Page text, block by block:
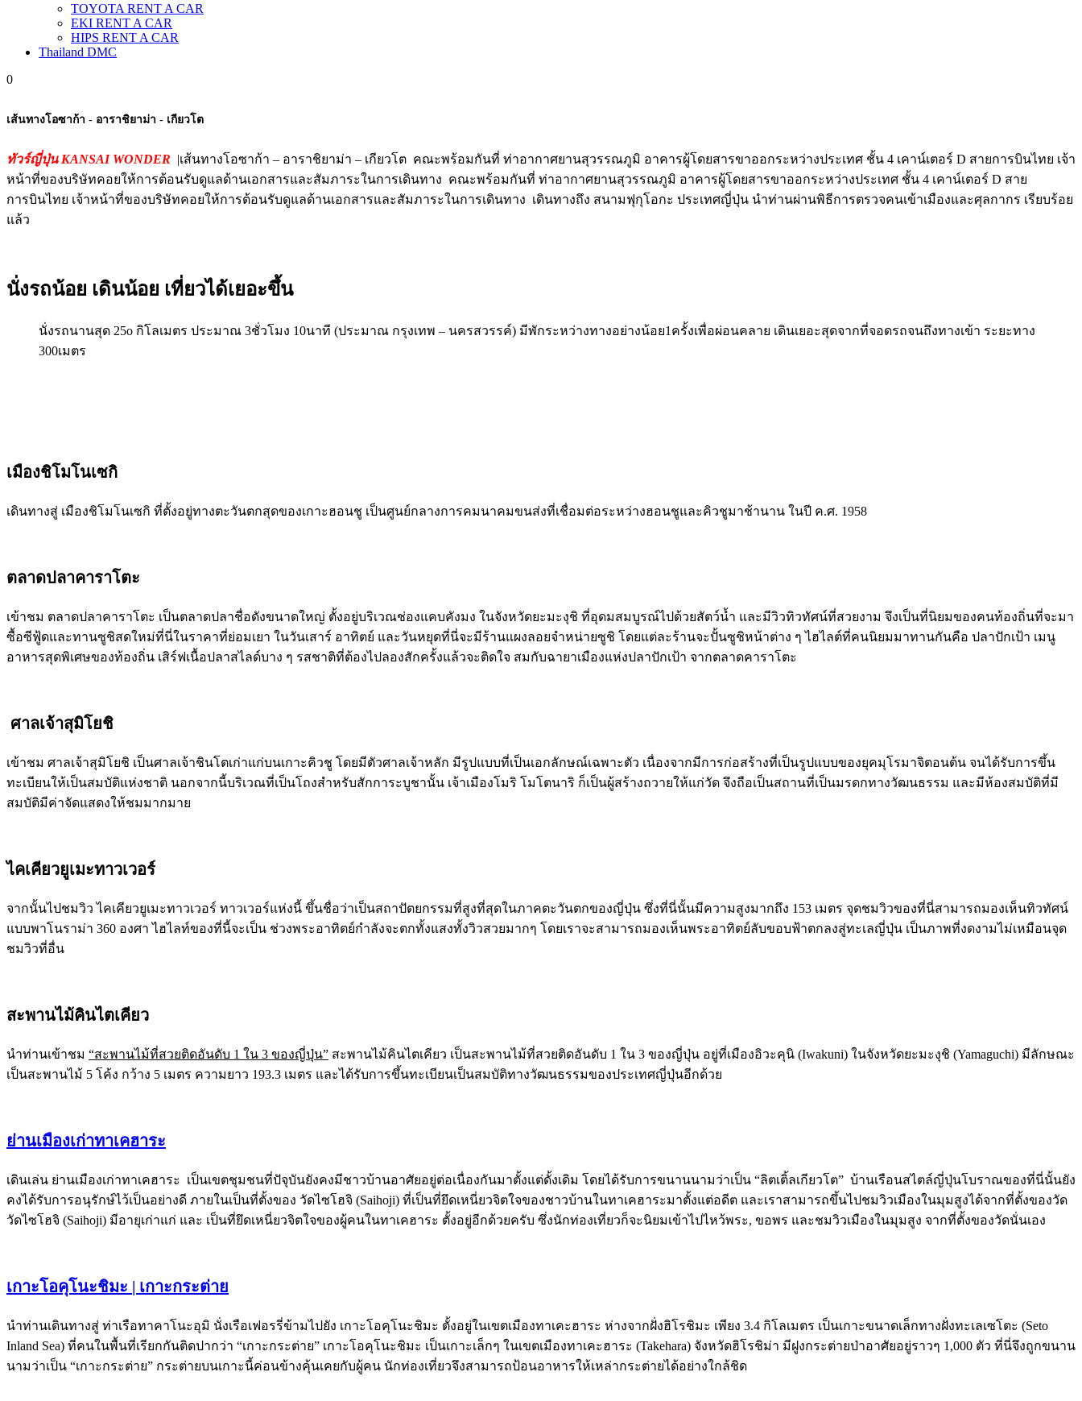
TOYOTA RENT A CAR
EKI RENT A CAR
HIPS RENT A CAR
Thailand DMC
0
เส้นทางโอซาก้า - อาราชิยาม่า - เกียวโต
ทัวร์ญี่ปุ่น KANSAI WONDER |เส้นทางโอซาก้า – อาราชิยาม่า – เกียวโต คณะพร้อมกันที่ ท่าอากาศยานสุวรรณภูมิ อาคารผู้โดยสารขาออกระหว่างประเทศ ชั้น 4 เคาน์เตอร์ D สายการบินไทย เจ้า
หน้าที่ของบริษัทคอยให้การต้อนรับดูแลด้านเอกสารและสัมภาระในการเดินทาง คณะพร้อมกันที่ ท่าอากาศยานสุวรรณภูมิ อาคารผู้โดยสารขาออกระหว่างประเทศ ชั้น 4 เคาน์เตอร์ D สาย
การบินไทย เจ้าหน้าที่ของบริษัทคอยให้การต้อนรับดูแลด้านเอกสารและสัมภาระในการเดินทาง เดินทางถึง สนามฟุกุโอกะ ประเทศญี่ปุ่น นำท่านผ่านพิธีการตรวจคนเข้าเมืองและศุลกากร เรียบร้อย
แล้ว
นั่งรถน้อย เดินน้อย เที่ยวได้เยอะขึ้น
นั่งรถนานสุด 25o กิโลเมตร ประมาณ 3ชั่วโมง 10นาที (ประมาณ กรุงเทพ – นครสวรรค์) มีพักระหว่างทางอย่างน้อย1ครั้งเพื่อผ่อนคลาย เดินเยอะสุดจากที่จอดรถจนถึงทางเข้า ระยะทาง
300เมตร
เมืองชิโมโนเซกิ
เดินทางสู่ เมืองชิโมโนเซกิ ที่ตั้งอยู่ทางตะวันตกสุดของเกาะฮอนชู เป็นศูนย์กลางการคมนาคมขนส่งที่เชื่อมต่อระหว่างฮอนชูและคิวชูมาช้านาน ในปี ค.ศ. 1958
ตลาดปลาคาราโตะ
เข้าชม ตลาดปลาคาราโตะ เป็นตลาดปลาชื่อดังขนาดใหญ่ ตั้งอยู่บริเวณช่องแคบคังมง ในจังหวัดยะมะงุชิ ที่อุดมสมบูรณ์ไปด้วยสัตว์น้ำ และมีวิวทิวทัศน์ที่สวยงาม จึงเป็นที่นิยมของคนท้องถิ่นที่จะมา
ซื้อซีฟู้ดและทานซูชิสดใหม่ที่นี่ในราคาที่ย่อมเยา ในวันเสาร์ อาทิตย์ และวันหยุดที่นี่จะมีร้านแผงลอยจำหน่ายซูชิ โดยแต่ละร้านจะปั้นซูชิหน้าต่าง ๆ ไฮไลต์ที่คนนิยมมาทานกันคือ ปลาปักเป้า เมนู
อาหารสุดพิเศษของท้องถิ่น เสิร์ฟเนื้อปลาสไลด์บาง ๆ รสชาติที่ต้องไปลองสักครั้งแล้วจะติดใจ สมกับฉายาเมืองแห่งปลาปักเป้า จากตลาดคาราโตะ
ศาลเจ้าสุมิโยชิ
เข้าชม ศาลเจ้าสุมิโยชิ เป็นศาลเจ้าชินโตเก่าแก่บนเกาะคิวชู โดยมีตัวศาลเจ้าหลัก มีรูปแบบที่เป็นเอกลักษณ์เฉพาะตัว เนื่องจากมีการก่อสร้างที่เป็นรูปแบบของยุคมุโรมาจิตอนต้น จนได้รับการขึ้น
ทะเบียนให้เป็นสมบัติแห่งชาติ นอกจากนี้บริเวณที่เป็นโถงสำหรับสักการะบูชานั้น เจ้าเมืองโมริ โมโตนาริ ก็เป็นผู้สร้างถวายให้แก่วัด จึงถือเป็นสถานที่เป็นมรดกทางวัฒนธรรม และมีห้องสมบัติที่มี
สมบัติมีค่าจัดแสดงให้ชมมากมาย
ไคเคียวยูเมะทาวเวอร์
จากนั้นไปชมวิว ไคเคียวยูเมะทาวเวอร์ ทาวเวอร์แห่งนี้ ขึ้นชื่อว่าเป็นสถาปัตยกรรมที่สูงที่สุดในภาคตะวันตกของญี่ปุ่น ซึ่งที่นี่นั้นมีความสูงมากถึง 153 เมตร จุดชมวิวของที่นี่สามารถมองเห็นทิวทัศน์
แบบพาโนราม่า 360 องศา ไฮไลท์ของที่นี้จะเป็น ช่วงพระอาทิตย์กำลังจะตกทั้งแสงทั้งวิวสวยมากๆ โดยเราจะสามารถมองเห็นพระอาทิตย์ลับขอบฟ้าตกลงสู่ทะเลญี่ปุ่น เป็นภาพที่งดงามไม่เหมือนจุด
ชมวิวที่อื่น
สะพานไม้คินไตเคียว
นำท่านเข้าชม “สะพานไม้ที่สวยติดอันดับ 1 ใน 3 ของญี่ปุ่น” สะพานไม้คินไตเคียว เป็นสะพานไม้ที่สวยติดอันดับ 1 ใน 3 ของญี่ปุ่น อยู่ที่เมืองอิวะคุนิ (Iwakuni) ในจังหวัดยะมะงุชิ (Yamaguchi) มีลักษณะ
เป็นสะพานไม้ 5 โค้ง กว้าง 5 เมตร ความยาว 193.3 เมตร และได้รับการขึ้นทะเบียนเป็นสมบัติทางวัฒนธรรมของประเทศญี่ปุ่นอีกด้วย
ย่านเมืองเก่าทาเคฮาระ
เดินเล่น ย่านเมืองเก่าทาเคฮาระ เป็นเขตชุมชนที่ปัจุบันยังคงมีชาวบ้านอาศัยอยู่ต่อเนื่องกันมาตั้งแต่ดั้งเดิม โดยได้รับการขนานนามว่าเป็น “ลิตเติ้ลเกียวโต” บ้านเรือนสไตล์ญี่ปุ่นโบราณของที่นี่นั้นยัง
คงได้รับการอนุรักษ์ไว้เป็นอย่างดี ภายในเป็นที่ตั้งของ วัดไซโฮจิ (Saihoji) ที่เป็นที่ยึดเหนี่ยวจิตใจของชาวบ้านในทาเคฮาระมาตั้งแต่อดีต และเราสามารถขึ้นไปชมวิวเมืองในมุมสูงได้จากที่ตั้งของวัด
วัดไซโฮจิ (Saihoji) มีอายุเก่าแก่ และ เป็นที่ยึดเหนี่ยวจิตใจของผู้คนในทาเคฮาระ ตั้งอยู่อีกด้วยครับ ซึ่งนักท่องเที่ยวก็จะนิยมเข้าไปไหว้พระ, ขอพร และชมวิวเมืองในมุมสูง จากที่ตั้งของวัดนั่นเอง
เกาะโอคุโนะชิมะ | เกาะกระต่าย
นำท่านเดินทางสู่ ท่าเรือทาคาโนะอุมิ นั่งเรือเฟอรรี่ข้ามไปยัง เกาะโอคุโนะชิมะ ตั้งอยู่ในเขตเมืองทาเคะฮาระ ห่างจากฝั่งฮิโรชิมะ เพียง 3.4 กิโลเมตร เป็นเกาะขนาดเล็กทางฝั่งทะเลเซโตะ (Seto
Inland Sea) ที่คนในพื้นที่เรียกกันติดปากว่า “เกาะกระต่าย” เกาะโอคุโนะชิมะ เป็นเกาะเล็กๆ ในเขตเมืองทาเคะฮาระ (Takehara) จังหวัดฮิโรชิม่า มีฝูงกระต่ายป่าอาศัยอยู่ราวๆ 1,000 ตัว ที่นี่จึงถูกขนาน
นามว่าเป็น “เกาะกระต่าย” กระต่ายบนเกาะนี้ค่อนข้างคุ้นเคยกับผู้คน นักท่องเที่ยวจึงสามารถป้อนอาหารให้เหล่ากระต่ายได้อย่างใกล้ชิด